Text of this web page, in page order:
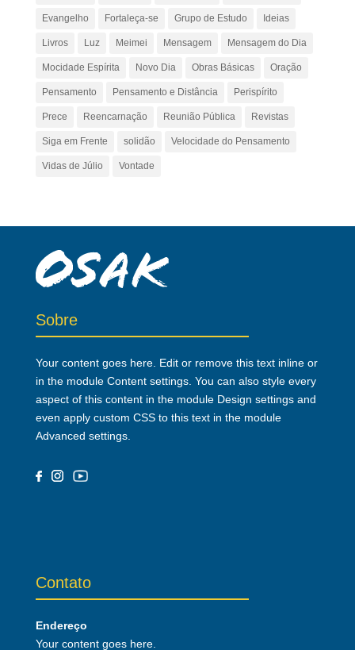
Evangelho Fortaleça-se Grupo de Estudo Ideias
Livros Luz Meimei Mensagem Mensagem do Dia
Mocidade Espírita Novo Dia Obras Básicas Oração
Pensamento Pensamento e Distância Perispírito
Prece Reencarnação Reunião Pública Revistas
Siga em Frente solidão Velocidade do Pensamento
Vidas de Júlio Vontade
Sobre
Your content goes here. Edit or remove this text inline or
in the module Content settings. You can also style every
aspect of this content in the module Design settings and
even apply custom CSS to this text in the module
Advanced settings.
Contato
Endereço
Your content goes here.